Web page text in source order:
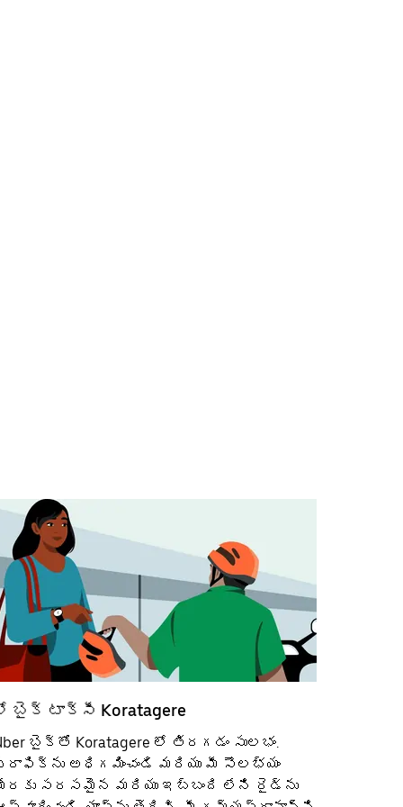
బైక్ టాక్సీ Koratagere
బైక్‌తో Koratagere లో తిరగడం సులభం.
అధిగమించండి మరియు మీ సౌలభ్యం
సరసమైన మరియు ఇబ్బంది లేని రైడ్‌ను